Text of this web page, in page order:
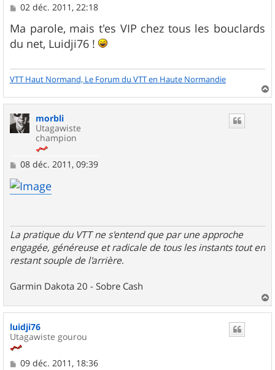
M
s
s
a
02 déc. 2011, 22:18
Ma parole, mais t'es VIP chez tous les bouclards
du net, Luidji76 !
VTT Haut Normand, Le Forum du VTT en Haute Normandie
a
morbli
Utagawiste
champion
M
s
s
08 déc. 2011, 09:39
La pratique du VTT ne s'entend que par une approche
engagée, généreuse et radicale de tous les instants tout en
restant souple de l'arrière.
Garmin Dakota 20 - Sobre Cash
a
luidji76
Utagawiste gourou
M
09 déc. 2011, 18:36